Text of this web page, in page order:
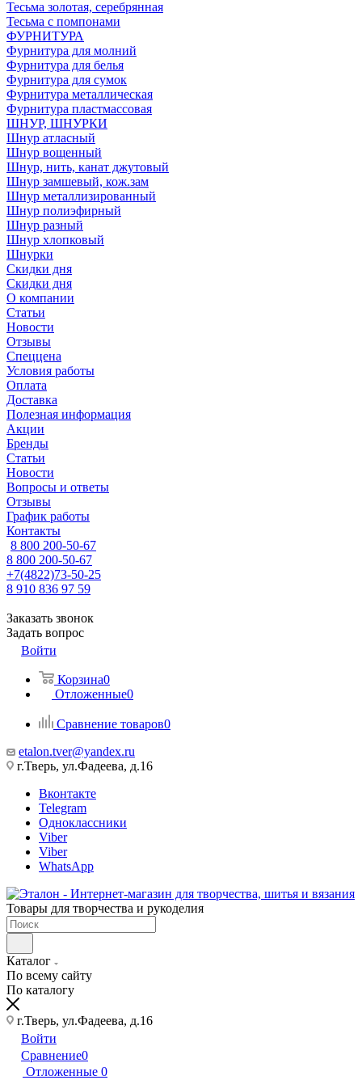
Тесьма золотая, серебрянная
Тесьма с помпонами
ФУРНИТУРА
Фурнитура для молний
Фурнитура для белья
Фурнитура для сумок
Фурнитура металлическая
Фурнитура пластмассовая
ШНУР, ШНУРКИ
Шнур атласный
Шнур вощенный
Шнур, нить, канат джутовый
Шнур замшевый, кож.зам
Шнур металлизированный
Шнур полиэфирный
Шнур разный
Шнур хлопковый
Шнурки
Скидки дня
Скидки дня
О компании
Статьи
Новости
Отзывы
Спеццена
Условия работы
Оплата
Доставка
Полезная информация
Акции
Бренды
Статьи
Новости
Вопросы и ответы
Отзывы
График работы
Контакты
8 800 200-50-67
8 800 200-50-67
+7(4822)73-50-25
8 910 836 97 59
Заказать звонок
Задать вопрос
Войти
Корзина0
Отложенные0
Сравнение товаров0
etalon.tver@yandex.ru
г.Тверь, ул.Фадеева, д.16
Вконтакте
Telegram
Одноклассники
Viber
Viber
WhatsApp
Товары для творчества и рукоделия
Каталог
По всему сайту
По каталогу
г.Тверь, ул.Фадеева, д.16
Войти
Сравнение0
Отложенные 0